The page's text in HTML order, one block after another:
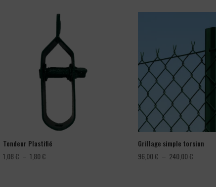
Tendeur Plastifié
1,08€ – 1,80€Plage
Grillage simple torsion
96,00€ – 240,00€